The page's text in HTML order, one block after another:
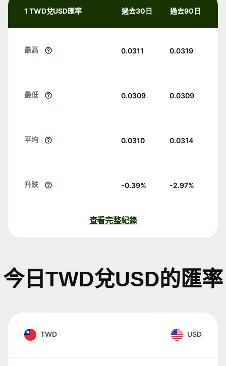
1 TWD兌USD匯率 過去30日 過去90日
最高 0.0311 0.0319
最低 0.0309 0.0309
平均 0.0310 0.0314
升跌 -0.39% -2.97%
查看完整紀錄
今日TWD兌USD的匯率
TWD USD